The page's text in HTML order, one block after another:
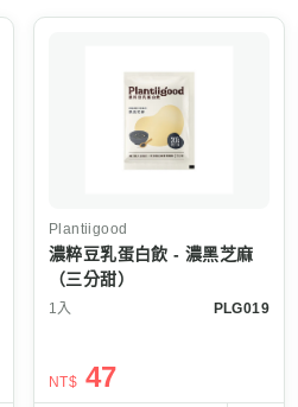
Plantiigood
濃粹豆乳蛋白飲 - 濃黑芝麻
（三分甜）
1入 PLG019
NT$ 47